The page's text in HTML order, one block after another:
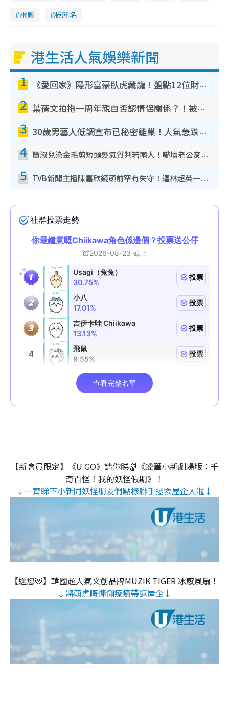
電影
滕麗名
港生活人氣娛樂新聞
1 《愛回家》隱形富豪臥虎藏龍！盤點12位財氣逼人的有錢藝人：呢位靚女3億身家唔憂做
2 葉蒨文拍拖一周年親自否認情侶關係？！被質疑感情造假竟稱GM「普通同事」
3 30歲男藝人低調宣布已秘密離巢！人氣急跌變失蹤人口︰「這幾年過得並不容易」
4 簡淑兒染金毛剪短頭髮氣質判若兩人！嚇壞老公麥大力都認唔出：「你做咩事？」
5 TVB新聞主播陳嘉欣鏡頭前罕有失守！遭林超英一句說話突襲嚇親當場大笑
【新會員限定】《U GO》請你睇👹《蠟筆小新劇場版：千
奇百怪！我的妖怪假期》！
↓一齊睇下小新同妖怪朋友們點樣聯手拯救屋企人啦↓
【送您🐯】韓國超人氣文創品牌MUZIK TIGER 冰感風扇！
↓將萌虎嘅慵懶療癒帶返屋企↓